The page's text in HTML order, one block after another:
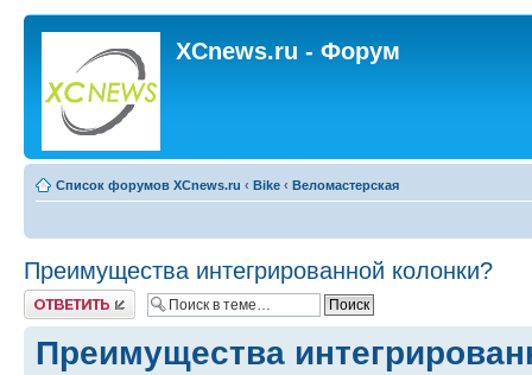
XCnews.ru - Форум
Список форумов XCnews.ru ‹ Bike ‹ Веломастерская
Преимущества интегрированной колонки?
Ответить
Преимущества